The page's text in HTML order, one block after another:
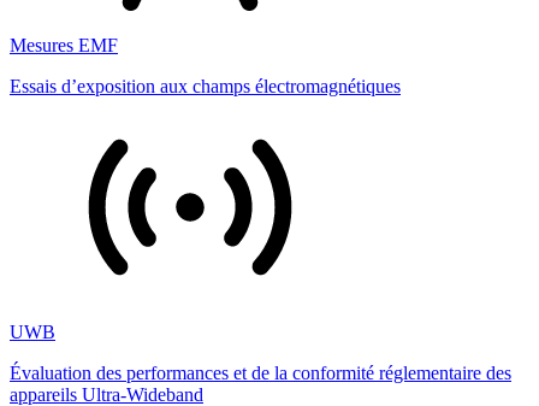
Mesures EMF
Essais d’exposition aux champs électromagnétiques
UWB
Évaluation des performances et de la conformité réglementaire des
appareils Ultra-Wideband